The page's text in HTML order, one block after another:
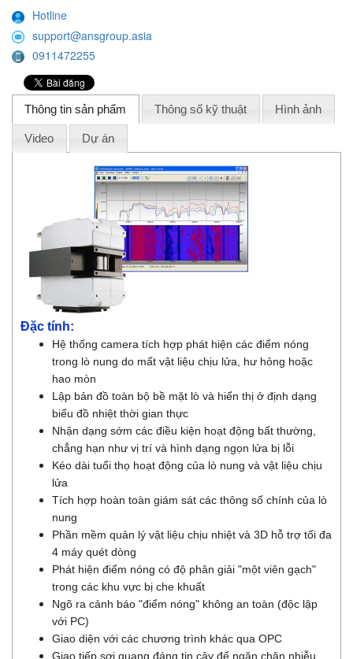
Hotline
support@ansgroup.asia
0911472255
Thông tin sản phẩm Thông số kỹ thuật Hình ảnh
Video Dự án
Đặc tính:
Hệ thống camera tích hợp phát hiện các điểm nóng
trong lò nung do mất vật liệu chịu lửa, hư hỏng hoặc
hao mòn
Lập bản đồ toàn bộ bề mặt lò và hiển thị ở định dạng
biểu đồ nhiệt thời gian thực
Nhận dạng sớm các điều kiện hoạt động bất thường,
chẳng hạn như vị trí và hình dạng ngọn lửa bị lỗi
Kéo dài tuổi thọ hoạt động của lò nung và vật liệu chịu
lửa
Tích hợp hoàn toàn giám sát các thông số chính của lò
nung
Phần mềm quản lý vật liệu chịu nhiệt và 3D hỗ trợ tối đa
4 máy quét dòng
Phát hiện điểm nóng có độ phân giải "một viên gạch"
trong các khu vực bị che khuất
Ngõ ra cảnh báo "điểm nóng" không an toàn (độc lập
với PC)
Giao diện với các chương trình khác qua OPC
Giao tiếp sợi quang đáng tin cậy để ngăn chặn nhiễu